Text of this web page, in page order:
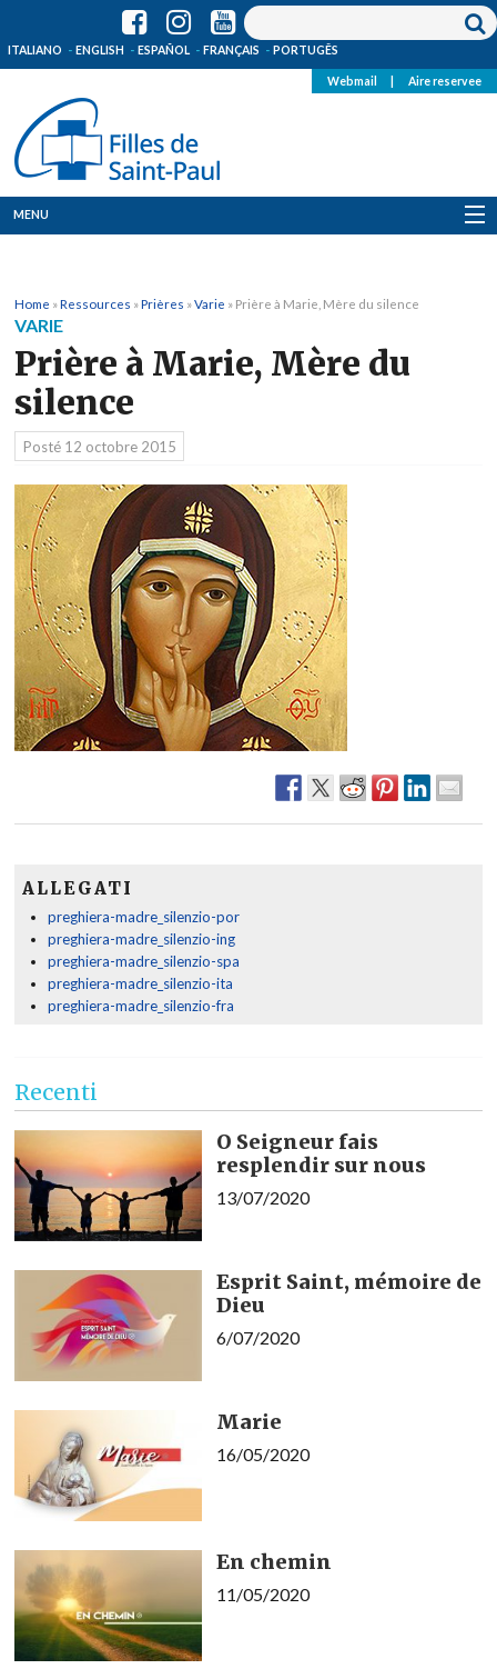
ITALIANO ENGLISH ESPAÑOL FRANÇAIS PORTUGÊS
Webmail Aire reservee
MENU
Où sommes-nous
News
Home »Ressources »Prières »Varie » Prière à Marie, Mère du silence
VARIE
Prière à Marie, Mère du
silence
Posté 12 octobre 2015
ALLEGATI
preghiera-madre_silenzio-por
preghiera-madre_silenzio-ing
preghiera-madre_silenzio-spa
preghiera-madre_silenzio-ita
preghiera-madre_silenzio-fra
Recenti
O Seigneur fais
resplendir sur nous
13/07/2020
Esprit Saint, mémoire de
Dieu
6/07/2020
Marie
16/05/2020
En chemin
11/05/2020